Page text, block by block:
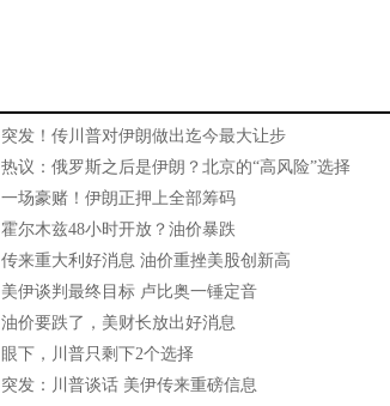
突发！传川普对伊朗做出迄今最大让步
热议：俄罗斯之后是伊朗？北京的“高风险”选择
一场豪赌！伊朗正押上全部筹码
霍尔木兹48小时开放？油价暴跌
传来重大利好消息 油价重挫美股创新高
美伊谈判最终目标 卢比奥一锤定音
油价要跌了，美财长放出好消息
眼下，川普只剩下2个选择
突发：川普谈话 美伊传来重磅信息